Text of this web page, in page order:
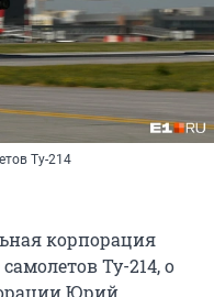
Ту-214
корпорация
Ту-214, о
Юрий